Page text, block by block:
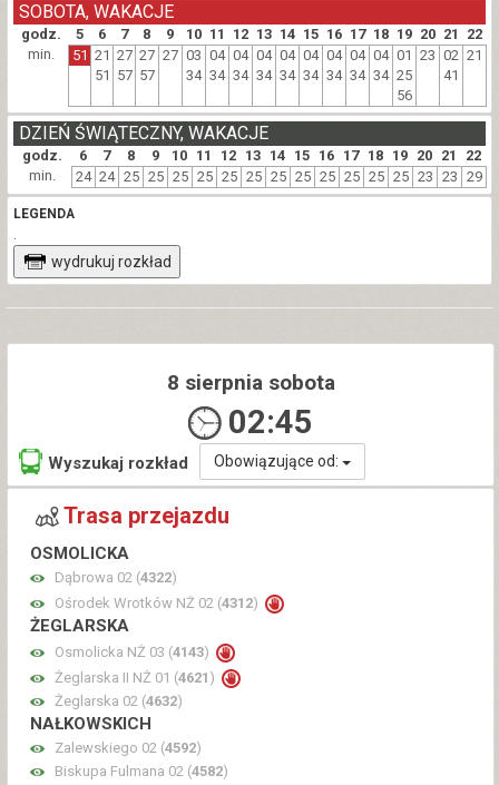
godz. 5 6 7 8 9 10 11 12 13 14 15 16 17 18 19 20 21 22
SOBOTA, WAKACJE
min. 51 21
51
27
57
27
57
27 03
34
04
34
04
34
04
34
04
34
04
34
04
34
04
34
04
34
01
25
56
23 02
41
21
godz. 6 7 8 9 10 11 12 13 14 15 16 17 18 19 20 21 22
DZIEŃ ŚWIĄTECZNY, WAKACJE
min. 24 24 25 25 25 25 25 25 25 25 25 25 25 25 23 23 29
LEGENDA
.
wydrukuj rozkład
8 sierpnia sobota
02:45
Wyszukaj rozkład Obowiązujące od:
Trasa przejazdu
OSMOLICKA
Dąbrowa 02 (4322)
Ośrodek Wrotków NŻ 02 (4312)
ŻEGLARSKA
Osmolicka NŻ 03 (4143)
Żeglarska II NŻ 01 (4621 )
Żeglarska 02 (4632)
NAŁKOWSKICH
Zalewskiego 02 (4592)
Biskupa Fulmana 02 (4582)